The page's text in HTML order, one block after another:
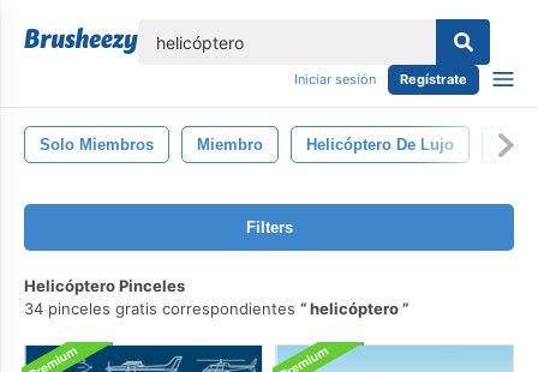
Iniciar sesión Regístrate
Solo Miembros Miembro Helicóptero De Lujo
Filters
Helicóptero Pinceles
34 pinceles gratis correspondientes
helicóptero